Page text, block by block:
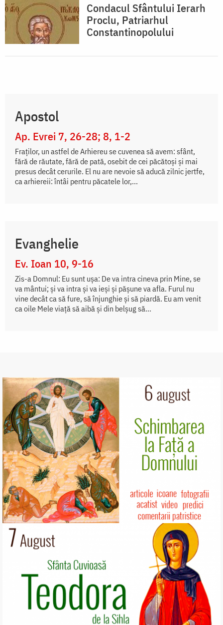
Condacul Sfântului Ierarh
Proclu, Patriarhul
Constantinopolului
Apostol
Ap. Evrei 7, 26-28; 8, 1-2
Fraţilor, un astfel de Arhiereu se cuvenea să avem: sfânt,
fără de răutate, fără de pată, osebit de cei păcătoşi şi mai
presus decât cerurile. El nu are nevoie să aducă zilnic jertfe,
ca arhiereii: întâi pentru păcatele lor,...
Evanghelie
Ev. Ioan 10, 9-16
Zis-a Domnul: Eu sunt uşa: De va intra cineva prin Mine, se
va mântui; şi va intra şi va ieşi şi păşune va afla. Furul nu
vine decât ca să fure, să înjunghie şi să piardă. Eu am venit
ca oile Mele viaţă să aibă şi din belşug să...